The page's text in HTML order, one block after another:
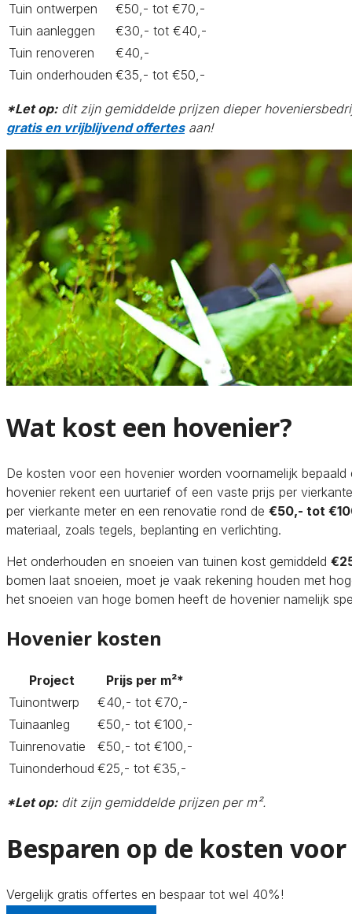
Tuin ontwerpen
€50,- tot €70,-
Tuin aanleggen
€30,- tot €40,-
Tuin renoveren
€40,-
Tuin onderhouden €35,- tot €50,-
*Let op:dit zijn gemiddelde prijzen dieper
gratis en vrijblijvend offertesaan!
Wat kost een hovenier?
De kosten voor een hovenier worden voornamelijk
hovenier rekent een uurtarief of een vaste prijs per
per vierkante meter en een renovatie rond de €50,- tot
materiaal, zoals tegels, beplanting en verlichting.
Het onderhouden en snoeien van tuinen kost gemiddeld
bomen laat snoeien, moet je vaak rekening houden met
het snoeien van hoge bomen heeft de hovenier namelijk
Hovenier kosten
Project
Prijs per m²*
Tuinontwerp
€40,- tot €70,-
Tuinaanleg
€50,- tot €100,-
Tuinrenovatie
€50,- tot €100,-
Tuinonderhoud €25,- tot €35,-
*Let op:dit zijn gemiddelde prijzen per m².
Besparen op de kosten
Vergelijk gratis offertes en bespaar tot wel 40%!